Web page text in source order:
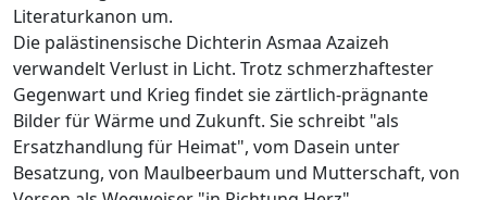
Literaturkanon um.
Die palästinensische Dichterin Asmaa Azaizeh
verwandelt Verlust in Licht. Trotz schmerzhaftester
Gegenwart und Krieg findet sie zärtlich-prägnante
Bilder für Wärme und Zukunft. Sie schreibt "als
Ersatzhandlung für Heimat", vom Dasein unter
Besatzung, von Maulbeerbaum und Mutterschaft, von